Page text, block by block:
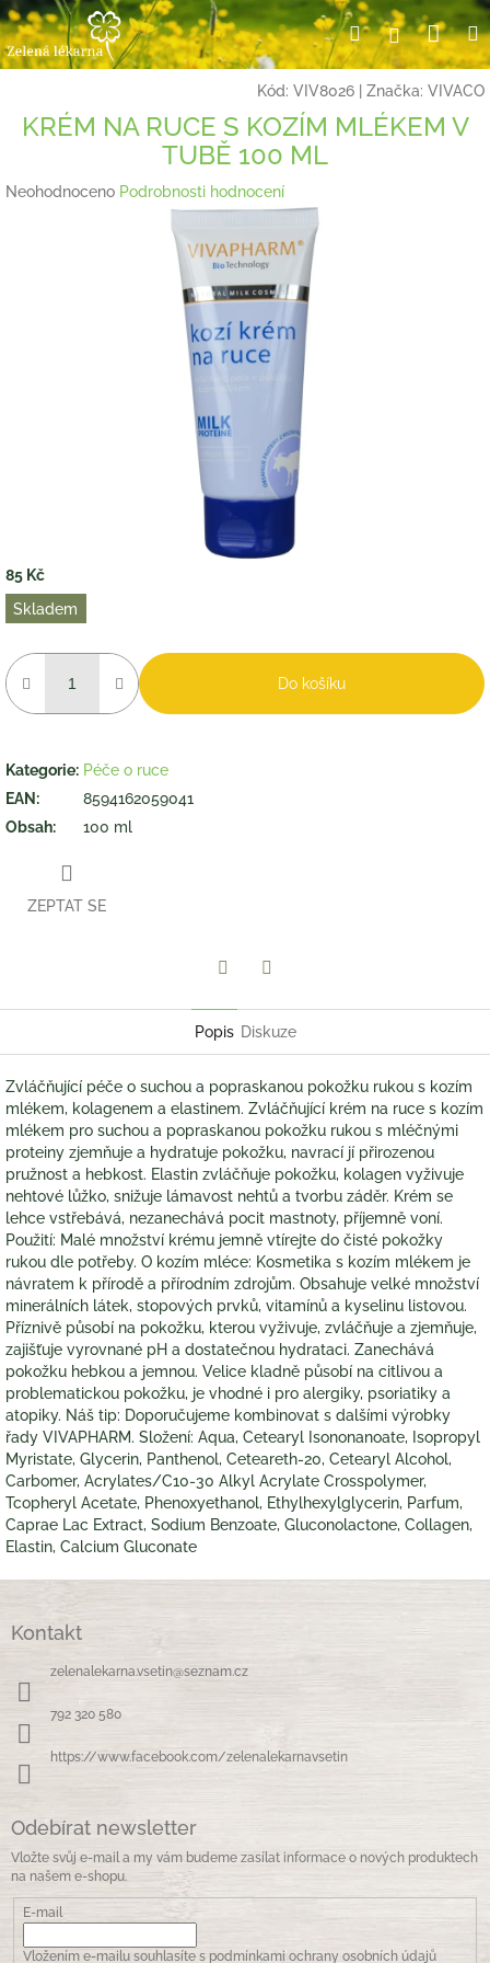
Přejít
na
obsah
HledatPřihlášení
Kód: VIV8026 Značka: VIVACO
KRÉM NA RUCE S KOZÍM MLÉKEM V
TUBĚ 100 ML
Průměrné
Neohodnoceno Podrobnosti hodnocení
85 Kč
Měrná
cena:
Skladem
Do košíku
Kategorie: Péče o ruce
EAN :
8594162059041
Obsah: 100 ml
ZEPTAT SE
Popis Diskuze
Zvláčňující péče o suchou a popraskanou pokožku rukou s kozím
mlékem, kolagenem a elastinem. Zvláčňující krém na ruce s kozím
mlékem pro suchou a popraskanou pokožku rukou s mléčnými
proteiny zjemňuje a hydratuje pokožku, navrací jí přirozenou
pružnost a hebkost. Elastin zvláčňuje pokožku, kolagen vyživuje
nehtové lůžko, snižuje lámavost nehtů a tvorbu záděr. Krém se
lehce vstřebává, nezanechává pocit mastnoty, příjemně voní.
Použití: Malé množství krému jemně vtírejte do čisté pokožky
rukou dle potřeby. O kozím mléce: Kosmetika s kozím mlékem je
návratem k přírodě a přírodním zdrojům. Obsahuje velké množství
minerálních látek, stopových prvků, vitamínů a kyselinu listovou.
Příznivě působí na pokožku, kterou vyživuje, zvláčňuje a zjemňuje,
zajišťuje vyrovnané pH a dostatečnou hydrataci. Zanechává
pokožku hebkou a jemnou. Velice kladně působí na citlivou a
problematickou pokožku, je vhodné i pro alergiky, psoriatiky a
atopiky. Náš tip: Doporučujeme kombinovat s dalšími výrobky
řady VIVAPHARM. Složení: Aqua, Cetearyl Isononanoate, Isopropyl
Myristate, Glycerin, Panthenol, Ceteareth-20, Cetearyl Alcohol,
Carbomer, Acrylates/C10-30 Alkyl Acrylate Crosspolymer,
Tcopheryl Acetate, Phenoxyethanol, Ethylhexylglycerin, Parfum,
Caprae Lac Extract, Sodium Benzoate, Gluconolactone, Collagen,
Elastin, Calcium Gluconate
Kontakt
zelenalekarna.vsetin@seznam.cz
792 320 580
https://www.facebook.com/zelenalekarnavsetin
Odebírat newsletter
Vložte svůj e-mail a my vám budeme zasílat informace o nových produktech
na našem e-shopu.
E-mail
Vložením e-mailu souhlasíte s podmínkami ochrany osobních údajů